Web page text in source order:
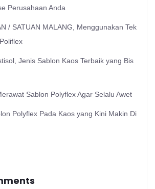
Perusahaan Anda
/ SATUAN MALANG, Menggunakan Tek
Jenis Sablon Kaos Terbaik yang Bis
Sablon Polyflex Agar Selalu Awet
Polyflex Pada Kaos yang Kini Makin Di